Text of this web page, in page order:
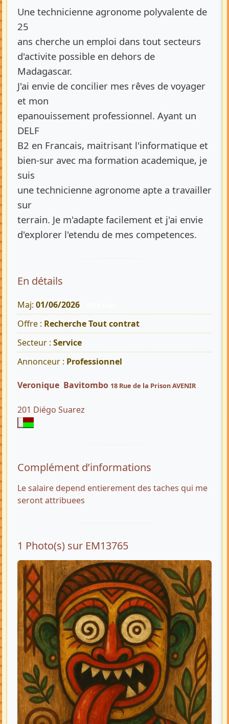
Une technicienne agronome polyvalente de
25
ans cherche un emploi dans tout secteurs
d'activite possible en dehors de
Madagascar.
J'ai envie de concilier mes rêves de voyager
et mon
epanouissement professionnel. Ayant un
DELF
B2 en Francais, maitrisant l'informatique et
bien-sur avec ma formation academique, je
suis
une technicienne agronome apte a travailler
sur
terrain. Je m'adapte facilement et j'ai envie
d'explorer l'etendu de mes competences.
En détails
Maj: 01/06/2026
Offre : Recherche Tout contrat
Secteur : Service
Annonceur : Professionnel
Veronique Bavitombo 18 Rue de la Prison AVENIR
201 Diégo Suarez
Complément d’informations
Le salaire depend entierement des taches qui me
seront attribuees
1 Photo(s) sur EM13765